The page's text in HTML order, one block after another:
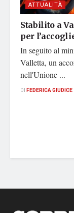
ATTUALITÀ
Stabilito a
per
In seguito al
Valletta, un
nell'Unione ...
DI FEDERICA GIUDICE